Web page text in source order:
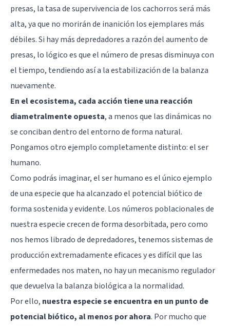
presas, la tasa de supervivencia de los cachorros será más
alta, ya que no morirán de inanición los ejemplares más
débiles. Si hay más depredadores a razón del aumento de
presas, lo lógico es que el número de presas disminuya con
el tiempo, tendiendo así a la estabilización de la balanza
nuevamente.
En el ecosistema, cada acción tiene una reacción
diametralmente opuesta, a menos que las dinámicas no
se conciban dentro del entorno de forma natural.
Pongamos otro ejemplo completamente distinto: el ser
humano.
Como podrás imaginar, el ser humano es el único ejemplo
de una especie que ha alcanzado el potencial biótico de
forma sostenida y evidente. Los números poblacionales de
nuestra especie crecen de forma desorbitada, pero como
nos hemos librado de depredadores, tenemos sistemas de
producción extremadamente eficaces y es difícil que las
enfermedades nos maten, no hay un mecanismo regulador
que devuelva la balanza biológica a la normalidad.
Por ello, nuestra especie se encuentra en un punto de
potencial biótico, al menos por ahora. Por mucho que